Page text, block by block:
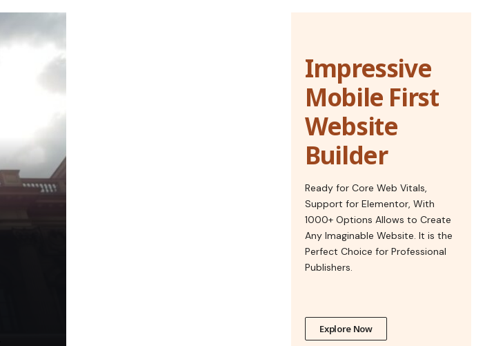
Impressive
Mobile First
Website
Builder
Ready for Core Web Vitals,
Support for Elementor, With
1000+ Options Allows to Create
Any Imaginable Website. It is the
Perfect Choice for Professional
Publishers.
Explore Now